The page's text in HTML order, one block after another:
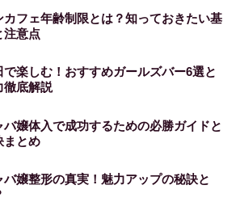
カフェ年齢制限とは？知っておきたい基
注意点
で楽しむ！おすすめガールズバー6選と
徹底解説
バ嬢体入で成功するための必勝ガイドと
まとめ
バ嬢整形の真実！魅力アップの秘訣と